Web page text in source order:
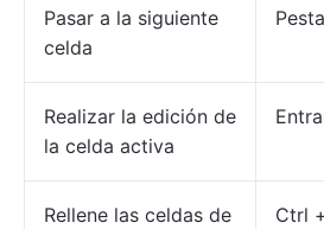
Pasar a la siguiente
celda
Realizar la edición de
la celda activa
Rellene las celdas de
Ctrl